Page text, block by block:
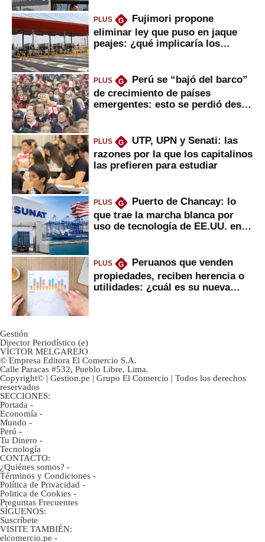
PLUS G
Fujimori propone
eliminar ley que puso en jaque
peajes: ¿qué implicaría los
PLUS G
Perú se “bajó del barco”
de crecimiento de países
emergentes: esto se perdió desde
PLUS G
UTP, UPN y Senati: las
razones por la que los capitalinos
las prefieren para estudiar
PLUS G
Puerto de Chancay: lo
que trae la marcha blanca por
uso de tecnología de EE.UU. en
PLUS G
Peruanos que venden
propiedades, reciben herencia o
utilidades: ¿cuál es su nueva
Gestión
Director Periodístico (e)
VÍCTOR MELGAREJO
© Empresa Editora El Comercio S.A.
Calle Paracas #532, Pueblo Libre, Lima.
Copyright© | Gestion.pe | Grupo El Comercio | Todos los derechos
reservados
SECCIONES:
Portada -
Economía -
Mundo -
Perú -
Tu Dinero -
Tecnología
CONTACTO:
¿Quiénes somos? -
Términos y Condiciones -
Política de Privacidad -
Politica de Cookies -
Preguntas Frecuentes
SÍGUENOS:
Suscríbete
VISITE TAMBIÉN:
elcomercio.pe -